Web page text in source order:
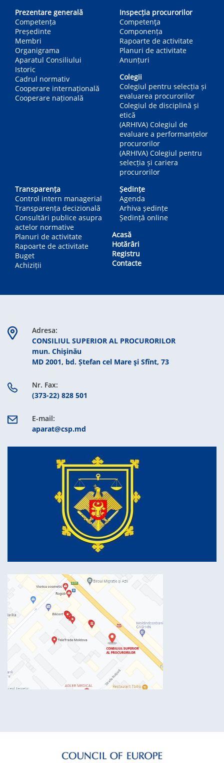
navigation
Prezentare generală
Competența
Președinte
Membri
Organigrama
Aparatul Consiliului
Istoric
Cadrul normativ
Cooperare internațională
Cooperare națională
Inspecția procurorilor
Competenţa
Componența
Rapoarte de activitate
Planuri de activitate
Anunțuri
Colegii
Colegiul pentru selecția și
evaluarea procurorilor
Colegiul de disciplină și
etică
(ARHIVA) Colegiul de
evaluare a performanțelor
procurorilor
(ARHIVA) Colegiul pentru
selecția și cariera
procurorilor
Transparența
Control intern managerial
Transparența decizională
Consultări publice asupra
actelor normative
Planuri de activitate
Rapoarte de activitate
Buget
Achiziții
Ședințe
Agenda
Arhiva ședințe
Ședință online
Acasă
Hotărâri
Registru
Contacte
Adresa:
CONSILIUL SUPERIOR AL PROCURORILOR
mun. Chişinău
MD 2001, bd. Ștefan cel Mare şi Sfînt, 73
Nr. Fax:
(373-22) 828 501
E-mail:
aparat@csp.md